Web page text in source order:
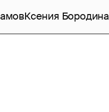
Ксения Бородина